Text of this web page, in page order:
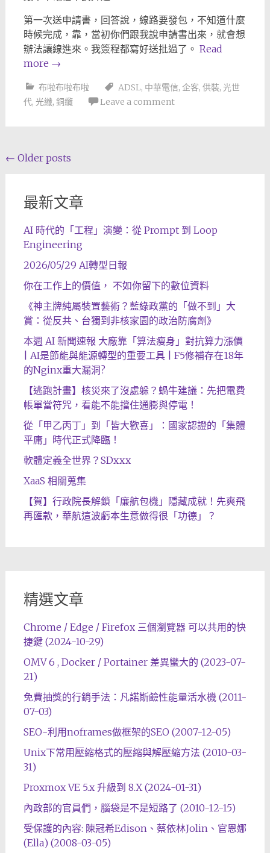
第一次送申請書，回答說，線路要發包，不知道什麼
時候完成，靠，當初你們跟我說申請書出來，就會想
辦法讓線進來。我簽程都寫好送批過了。 Read
more →
布啦布啦布啦 ADSL, 中華電信, 企客, 供裝, 光世
代, 光纖, 銅纜 Leave a comment
Posts
← Older posts
最新文章
AI 時代的「工程」演變：從 Prompt 到 Loop
Engineering
2026/05/29 AI轉型日報
你在工作上的價值， 不如你留下的數位資料
《神主牌純屬裝置藝術？藍綠政黨的「做不到」大
賞：從反共、台獨到非核家園的政治防腐劑》
本週 AI 新聞速報 大廠靠「算法瘦身」對抗算力漲價
| AI是節能與能源轉型的重要工具 | F5修補存在18年
的Nginx重大漏洞?
【逃跑計畫】核災來了沒處躲？蝸牛建議：先把電費
帳單當符咒，看能不能擋住通膨與停電！
從「甲乙丙丁」到「皆大歡喜」：國家認證的「集體
平庸」時代正式降臨！
軟體定義全世界？SDxxx
XaaS 相關蒐集
【賀】行政院長解鎖「廉航包機」隱藏成就！先爽飛
再匯款，華航這波虧本生意做得很「功德」？
精選文章
Chrome / Edge / Firefox 三個瀏覽器 可以共用的快
捷鍵 (2024-10-29)
OMV 6 , Docker / Portainer 差異蠻大的 (2023-07-
21)
免費抽獎的行銷手法：凡諾斯鹼性能量活水機 (2011-
07-03)
SEO-利用noframes做框架的SEO (2007-12-05)
Unix下常用壓縮格式的壓縮與解壓縮方法 (2010-03-
31)
Proxmox VE 5.x 升級到 8.X (2024-01-31)
內政部的官員們，腦袋是不是短路了 (2010-12-15)
受保護的內容: 陳冠希Edison、蔡依林Jolin、官恩娜
(Ella) (2008-03-05)